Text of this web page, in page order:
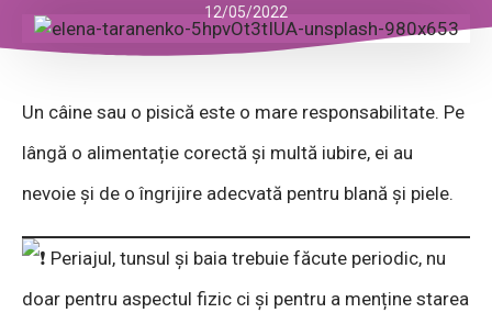
12/05/2022
Un câine sau o pisică este o mare responsabilitate. Pe
lângă o alimentație corectă și multă iubire, ei au
nevoie și de o îngrijire adecvată pentru blană și piele.
Periajul, tunsul și baia trebuie făcute periodic, nu
doar pentru aspectul fizic ci și pentru a menține starea